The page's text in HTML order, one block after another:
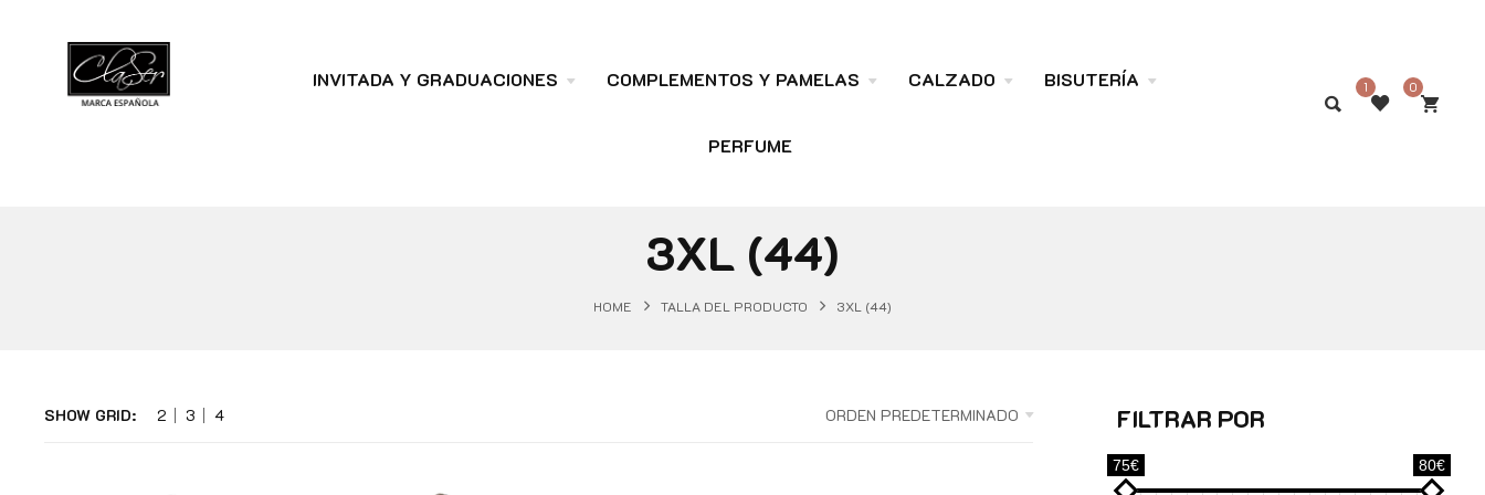
INVITADA Y GRADUACIONES COMPLEMENTOS Y PAMELAS CALZADO BISUTERÍA
PERFUME
1 0
3XL (44)
HOME TALLA DEL PRODUCTO 3XL (44)
SHOW GRID: 2 3 4 ORDEN PREDETERMINADO FILTRAR POR
75€ 80€